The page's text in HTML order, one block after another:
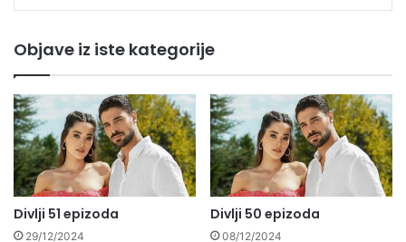
Objave iz iste kategorije
Divlji 51 epizoda
29/12/2024
Divlji 50 epizoda
08/12/2024